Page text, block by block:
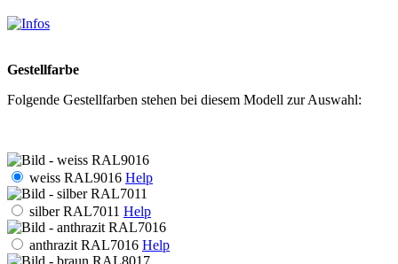
Gestellfarbe
Folgende Gestellfarben stehen bei diesem Modell zur Auswahl:
weiss RAL9016 Help
silber RAL7011 Help
anthrazit RAL7016 Help